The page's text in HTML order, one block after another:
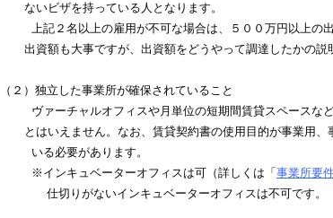
ないビザを持っている人となります。
上記２名以上の雇用が不可な場合は、５００万円以上の出
出資額も大事ですが、出資額をどうやって調達したかの説
（２）独立した事業所が確保されていること
ヴァーチャルオフィスや月単位の短期間賃貸スペースなど
とはいえません。なお、賃貸契約書の使用目的が事業用、
いる必要があります。
※インキュベーターオフィスは可（詳しくは「 事業所要
仕切りがないインキュベーターオフィスは不可です。